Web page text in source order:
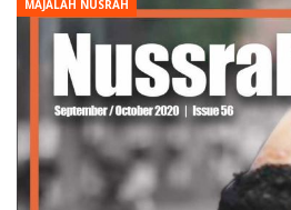
MAJALAH NUSRAH